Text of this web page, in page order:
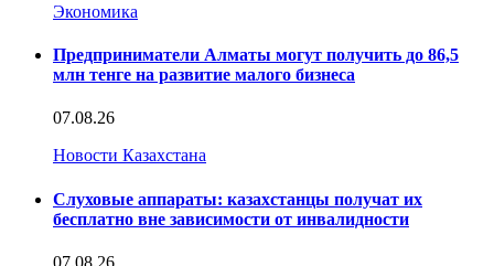
Экономика
Предприниматели Алматы могут получить до 86,5
млн тенге на развитие малого бизнеса
07.08.26
Новости Казахстана
Слуховые аппараты: казахстанцы получат их
бесплатно вне зависимости от инвалидности
07.08.26